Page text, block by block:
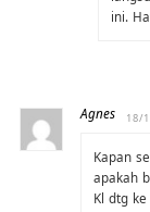
ini.
Agnes 18/
Kapan
apakah
Kl dtg